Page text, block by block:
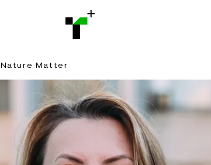
Nature Matter